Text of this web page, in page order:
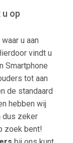
u op
u aan
vindt u
Smartphone
tot aan
de standaard
hebben wij
dus zeker
zoek bent!